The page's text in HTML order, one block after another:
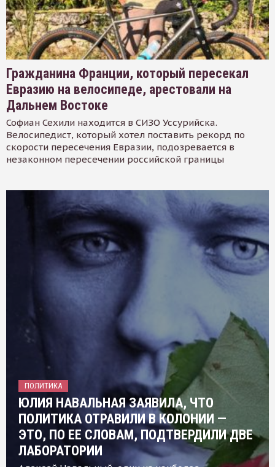
Гражданина Франции, который пересекал
Евразию на велосипеде, арестовали на
Дальнем Востоке
Софиан Сехили находится в СИЗО Уссурийска.
Велосипедист, который хотел поставить рекорд по
скорости пересечения Евразии, подозревается в
незаконном пересечении российской границы
ПОЛИТИКА
ЮЛИЯ НАВАЛЬНАЯ ЗАЯВИЛА, ЧТО
ПОЛИТИКА ОТРАВИЛИ В КОЛОНИИ —
ЭТО, ПО ЕЕ СЛОВАМ, ПОДТВЕРДИЛИ ДВЕ
ЛАБОРАТОРИИ